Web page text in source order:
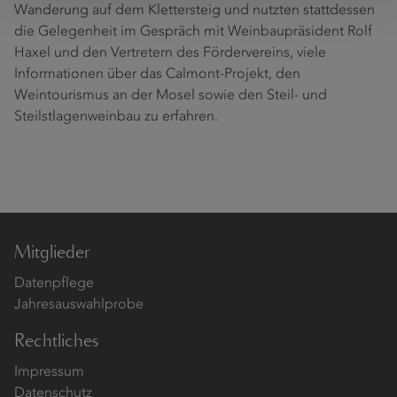
Wanderung auf dem Klettersteig und nutzten stattdessen
die Gelegenheit im Gespräch mit Weinbaupräsident Rolf
Haxel und den Vertretern des Fördervereins, viele
Informationen über das Calmont-Projekt, den
Weintourismus an der Mosel sowie den Steil- und
Steilstlagenweinbau zu erfahren.
Mitglieder
Datenpflege
Jahresauswahlprobe
Rechtliches
Impressum
Datenschutz